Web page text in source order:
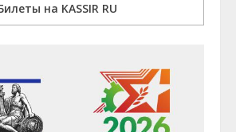
на KASSIR RU